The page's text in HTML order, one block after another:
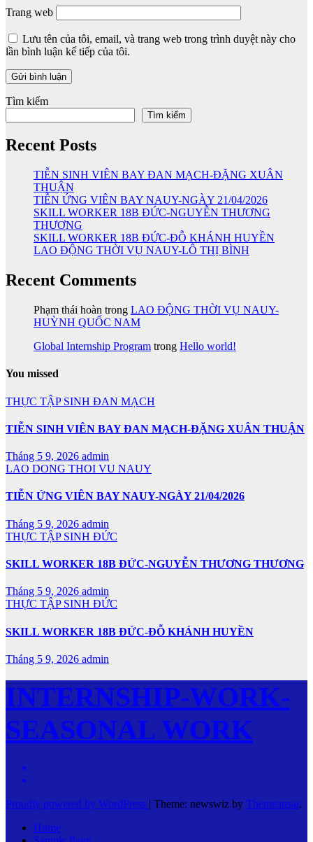
Trang web
Lưu tên của tôi, email, và trang web trong trình duyệt này cho
lần bình luận kế tiếp của tôi.
Tìm kiếm
Tìm kiếm
Recent Posts
TIỄN SINH VIÊN BAY ĐAN MẠCH-ĐẶNG XUÂN
THUẬN
TIỄN ỨNG VIÊN BAY NAUY-NGÀY 21/04/2026
SKILL WORKER 18B ĐỨC-NGUYỄN THƯƠNG
THƯƠNG
SKILL WORKER 18B ĐỨC-ĐỖ KHÁNH HUYỀN
LAO ĐỘNG THỜI VỤ NAUY-LÔ THỊ BÌNH
Recent Comments
Phạm thái hoàn trong LAO ĐỘNG THỜI VỤ NAUY-
HUỲNH QUỐC NAM
Global Internship Program trong Hello world!
You missed
THỰC TẬP SINH ĐAN MẠCH
TIỄN SINH VIÊN BAY ĐAN MẠCH-ĐẶNG XUÂN THUẬN
Tháng 5 9, 2026 admin
LAO DONG THOI VU NAUY
TIỄN ỨNG VIÊN BAY NAUY-NGÀY 21/04/2026
Tháng 5 9, 2026 admin
THỰC TẬP SINH ĐỨC
SKILL WORKER 18B ĐỨC-NGUYỄN THƯƠNG THƯƠNG
Tháng 5 9, 2026 admin
THỰC TẬP SINH ĐỨC
SKILL WORKER 18B ĐỨC-ĐỖ KHÁNH HUYỀN
Tháng 5 9, 2026 admin
INTERNSHIP-WORK-
SEASONAL WORK
Proudly powered by WordPress | Theme: newswiz by Themeansar.
Home